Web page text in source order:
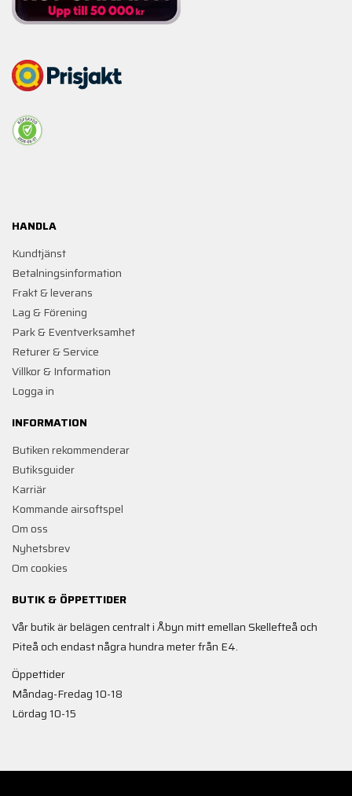
HANDLA
Kundtjänst
Betalningsinformation
Frakt & leverans
Lag & Förening
Park & Eventverksamhet
Returer & Service
Villkor & Information
Logga in
INFORMATION
Butiken rekommenderar
Butiksguider
Karriär
Kommande airsoftspel
Om oss
Nyhetsbrev
Om cookies
BUTIK & ÖPPETTIDER
Vår butik är belägen centralt i Åbyn mitt emellan Skellefteå och
Piteå och endast några hundra meter från E4.
Öppettider
Måndag-Fredag 10-18
Lördag 10-15